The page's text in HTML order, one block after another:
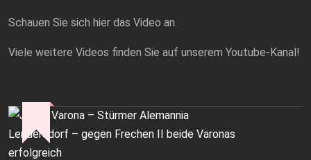
Schauen Sie sich hier das Video an.
Viele weitere Videos finden Sie auf unserem Youtube-Kanal!